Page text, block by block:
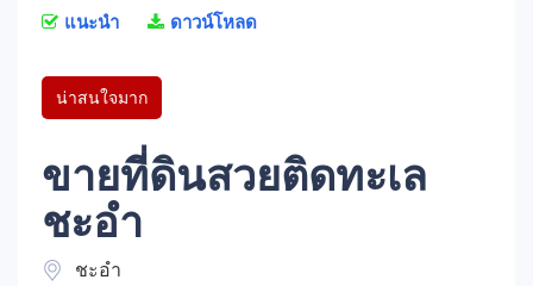
แนะนำ ดาวน์โหลด
น่าสนใจมาก
ขายที่ดินสวยติดทะเล
ชะอำ
ชะอำ